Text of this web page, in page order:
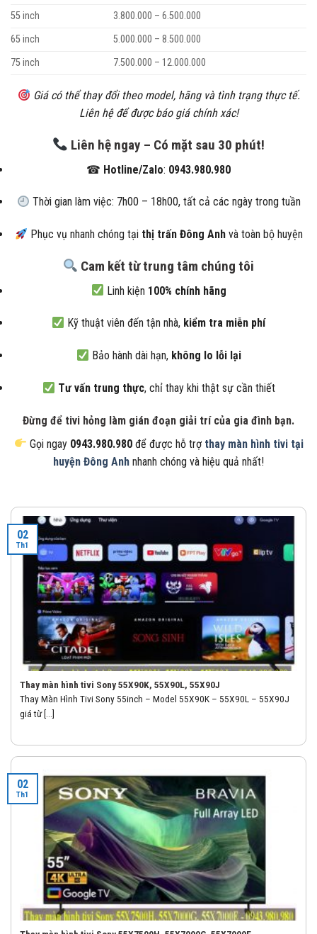
55 inch
3.800.000 – 6.500.000
65 inch
5.000.000 – 8.500.000
75 inch
7.500.000 – 12.000.000
Giá có thể thay đổi theo model, hãng và tình trạng thực tế.
Liên hệ để được báo giá chính xác!
Liên hệ ngay – Có mặt sau 30 phút!
☎ Hotline/Zalo: 0943.980.980
Thời gian làm việc: 7h00 – 18h00, tất cả các ngày trong tuần
Phục vụ nhanh chóng tại thị trấn Đông Anhvà toàn bộ huyện
Cam kết từ trung tâm chúng tôi
Linh kiện 100% chính hãng
Kỹ thuật viên đến tận nhà, kiểm tra miễn phí
Bảo hành dài hạn, không lo lỗi lại
Tư vấn trung thực, chỉ thay khi thật sự cần thiết
Đừng để tivi hỏng làm gián đoạn giải trí của gia đình bạn.
Gọi ngay 0943.980.980để được hỗ trợ thay màn hình tivi tại
huyện Đông Anh nhanh chóng và hiệu quả nhất!
Thay màn hình tivi Sony 55X90K, 55X90L, 55X90J
Thay Màn Hình Tivi Sony 55inch – Model 55X90K – 55X90L – 55X90J
giá từ [...]
02
Th1
02
Th1